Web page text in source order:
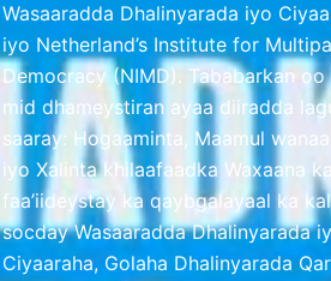
Wasaaradda Dhalinyarada iyo
iyo Netherland’s Institute for
Democracy (NIMD). Tababarkan oo
mid dhameystiran ayaa diiradda
saaray: Hogaaminta, Maamul
iyo Xalinta khilaafaadka Waxaana ka
faa’iideystay ka qaybgalayaal ka
socday Wasaaradda Dhalinyarada
Ciyaaraha, Golaha Dhalinyarada